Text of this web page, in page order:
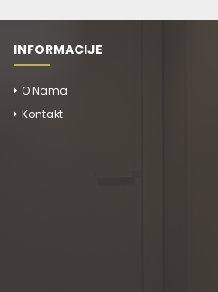
INFORMACIJE
O Nama
Kontakt